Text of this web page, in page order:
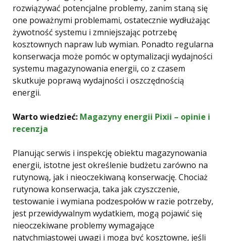
rozwiązywać potencjalne problemy, zanim staną się
one poważnymi problemami, ostatecznie wydłużając
żywotność systemu i zmniejszając potrzebę
kosztownych napraw lub wymian. Ponadto regularna
konserwacja może pomóc w optymalizacji wydajności
systemu magazynowania energii, co z czasem
skutkuje poprawą wydajności i oszczędnością
energii.
Warto wiedzieć: Magazyny energii Pixii – opinie i
recenzja
Planując serwis i inspekcję obiektu magazynowania
energii, istotne jest określenie budżetu zarówno na
rutynową, jak i nieoczekiwaną konserwację. Chociaż
rutynowa konserwacja, taka jak czyszczenie,
testowanie i wymiana podzespołów w razie potrzeby,
jest przewidywalnym wydatkiem, mogą pojawić się
nieoczekiwane problemy wymagające
natychmiastowej uwagi i mogą być kosztowne, jeśli